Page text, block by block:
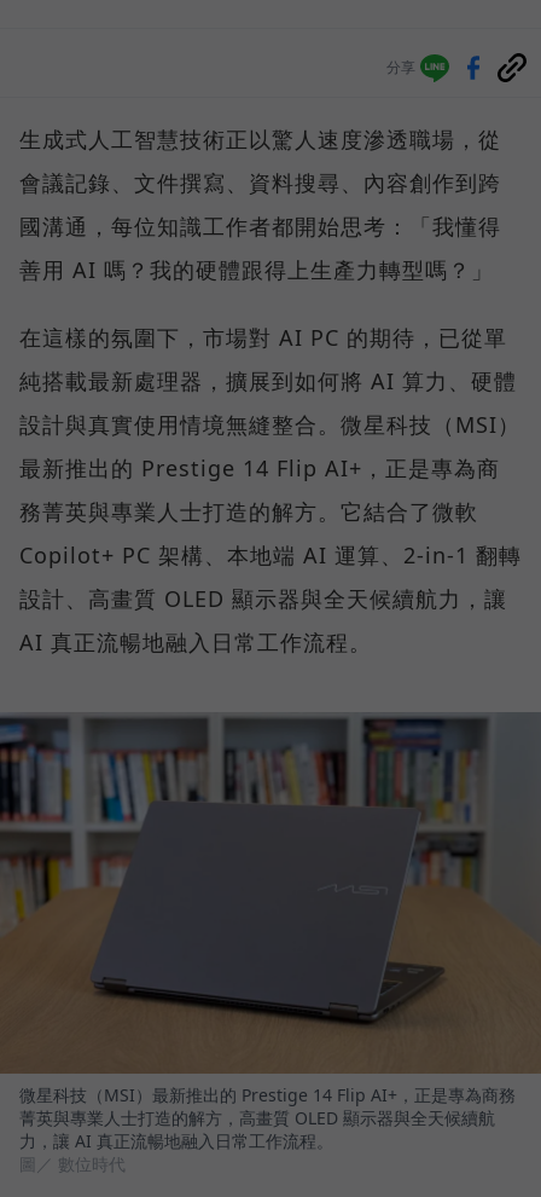
分享
生成式人工智慧技術正以驚人速度滲透職場，從
會議記錄、文件撰寫、資料搜尋、內容創作到跨
國溝通，每位知識工作者都開始思考：「我懂得
善用 AI 嗎？我的硬體跟得上生產力轉型嗎？」
在這樣的氛圍下，市場對 AI PC 的期待，已從單
純搭載最新處理器，擴展到如何將 AI 算力、硬體
設計與真實使用情境無縫整合。微星科技（MSI）
最新推出的 Prestige 14 Flip AI+，正是專為商
務菁英與專業人士打造的解方。它結合了微軟
Copilot+ PC 架構、本地端 AI 運算、2-in-1 翻轉
設計、高畫質 OLED 顯示器與全天候續航力，讓
AI 真正流暢地融入日常工作流程。
微星科技（MSI）最新推出的 Prestige 14 Flip AI+，正是專為商務
菁英與專業人士打造的解方，高畫質 OLED 顯示器與全天候續航
力，讓 AI 真正流暢地融入日常工作流程。
圖／ 數位時代